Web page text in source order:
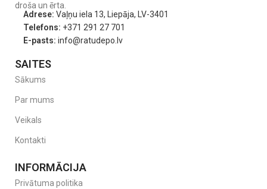
droša un ērta.
Adrese: Vaļņu iela 13, Liepāja, LV-3401
Telefons: +371 291 27 701
E-pasts: info@ratudepo.lv
SAITES
Sākums
Par mums
Veikals
Kontakti
INFORMĀCIJA
Privātuma politika